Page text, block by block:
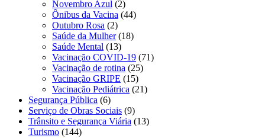
Novembro Azul (2)
Ônibus da Vacina (44)
Outubro Rosa (2)
Saúde da Mulher(18)
Saúde Mental (13)
Vacinação COVID-19 (71)
Vacinação de rotina (25)
Vacinação GRIPE (15)
Vacinação Pediátrica (21)
Segurança Pública (6)
Serviço de Obras Sociais (9)
Trânsito e Segurança Viária (13)
Turismo (144)